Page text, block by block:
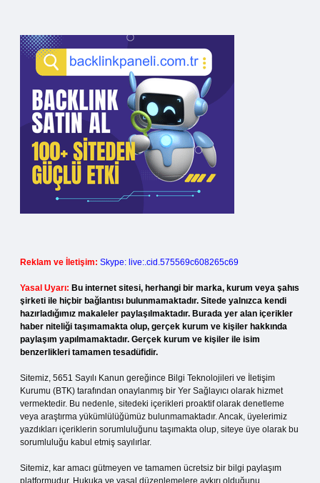
Reklam ve İletişim: Skype: live:.cid.575569c608265c69
Yasal Uyarı: Bu internet sitesi, herhangi bir marka, kurum veya şahıs
şirketi ile hiçbir bağlantısı bulunmamaktadır. Sitede yalnızca kendi
hazırladığımız makaleler paylaşılmaktadır. Burada yer alan içerikler
haber niteliği taşımamakta olup, gerçek kurum ve kişiler hakkında
paylaşım yapılmamaktadır. Gerçek kurum ve kişiler ile isim
benzerlikleri tamamen tesadüfidir.
Sitemiz, 5651 Sayılı Kanun gereğince Bilgi Teknolojileri ve İletişim
Kurumu (BTK) tarafından onaylanmış bir Yer Sağlayıcı olarak hizmet
vermektedir. Bu nedenle, sitedeki içerikleri proaktif olarak denetleme
veya araştırma yükümlülüğümüz bulunmamaktadır. Ancak, üyelerimiz
yazdıkları içeriklerin sorumluluğunu taşımakta olup, siteye üye olarak bu
sorumluluğu kabul etmiş sayılırlar.
Sitemiz, kar amacı gütmeyen ve tamamen ücretsiz bir bilgi paylaşım
platformudur. Hukuka ve yasal düzenlemelere aykırı olduğunu